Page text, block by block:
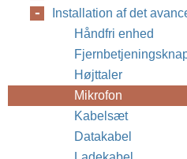
Installation af det
Håndfri enhed
Højttaler
Mikrofon
Kabelsæt
Datakabel